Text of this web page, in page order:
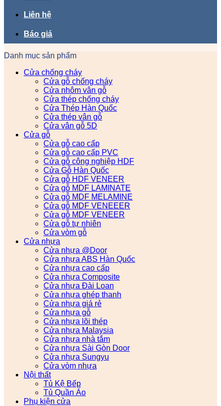
Liên hệ
Báo giá
Danh mục sản phẩm
Cửa chống cháy
Cửa gỗ chống cháy
Cửa nhôm vân gỗ
Cửa thép chống cháy
Cửa Thép Hàn Quốc
Cửa thép vân gỗ
Cửa vân gỗ 5D
Cửa gỗ
Cửa gỗ cao cấp
Cửa gỗ cao cấp PVC
Cửa gỗ công nghiệp HDF
Cửa Gỗ Hàn Quốc
Cửa gỗ HDF VENEER
Cửa gỗ MDF LAMINATE
Cửa gỗ MDF MELAMINE
Cửa gỗ MDF VENEEER
Cửa gỗ MDF VENEER
Cửa gỗ tự nhiên
Cửa vòm gỗ
Cửa nhựa
Cửa nhựa @Door
Cửa nhựa ABS Hàn Quốc
Cửa nhựa cao cấp
Cửa nhựa Composite
Cửa nhựa Đài Loan
Cửa nhựa ghép thanh
Cửa nhựa giá rẻ
Cửa nhựa gỗ
Cửa nhựa lõi thép
Cửa nhựa Malaysia
Cửa nhựa nhà tắm
Cửa nhựa Sài Gòn Door
Cửa nhựa Sungyu
Cửa vòm nhựa
Nội thất
Tủ Kệ Bếp
Tủ Quần Áo
Phụ kiện cửa